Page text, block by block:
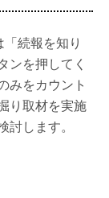
続報を知り
ンを押してく
みをカウント
り取材を実施
します。